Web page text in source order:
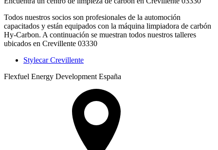
Todos nuestros socios son profesionales de la automoción
capacitados y están equipados con la máquina limpiadora de carbón
Hy-Carbon. A continuación se muestran todos nuestros talleres
ubicados en Crevillente 03330
Stylecar Crevillente
Flexfuel Energy Development España